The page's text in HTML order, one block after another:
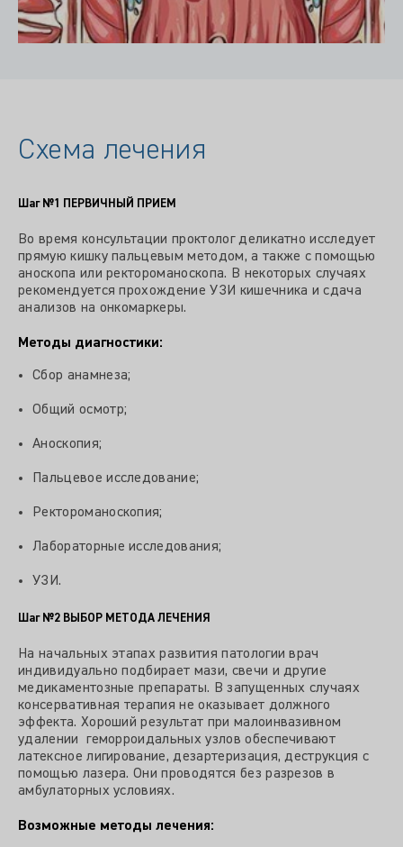
Схема лечения
Шаг №1 ПЕРВИЧНЫЙ ПРИЕМ
Во время консультации проктолог деликатно исследует
прямую кишку пальцевым методом, а также с помощью
аноскопа или ректороманоскопа. В некоторых случаях
рекомендуется прохождение УЗИ кишечника и сдача
анализов на онкомаркеры.
Методы диагностики:
Сбор анамнеза;
Общий осмотр;
Аноскопия;
Пальцевое исследование;
Ректороманоскопия;
Лабораторные исследования;
УЗИ.
Шаг №2 ВЫБОР МЕТОДА ЛЕЧЕНИЯ
На начальных этапах развития патологии врач
индивидуально подбирает мази, свечи и другие
медикаментозные препараты. В запущенных случаях
консервативная терапия не оказывает должного
эффекта. Хороший результат при малоинвазивном
удалении геморроидальных узлов обеспечивают
латексное лигирование, дезартеризация, деструкция с
помощью лазера. Они проводятся без разрезов в
амбулаторных условиях.
Возможные методы лечения: